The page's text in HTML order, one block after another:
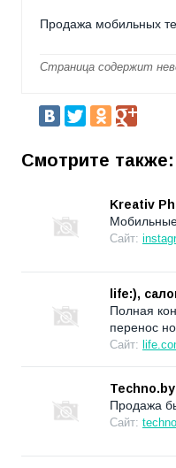
Продажа мобильных
Страница содержит
Смотрите также:
Kreativ
Мобильные
Сайт:
life:),
Полная
перенос
Сайт:
Techno.by
Продажа
Сайт: